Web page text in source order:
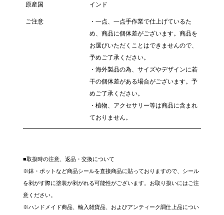
原産国 インド
ご注意
・一点、一点手作業で仕上げているた
め、商品に個体差がございます。商品を
お選びいただくことはできませんので、
予めご了承ください。
・海外製品の為、サイズやデザインに若
干の個体差がある場合がございます。予
めご了承ください。
・植物、アクセサリー等は商品に含まれ
ておりません。
■取扱時の注意、返品・交換について
※鉢・ポットなど商品シールを直接商品に貼っておりますので、シール
を剥がす際に塗装が剥がれる可能性がございます。お取り扱いにはご注
意ください。
※ハンドメイド商品、輸入雑貨品、およびアンティーク調仕上品につい